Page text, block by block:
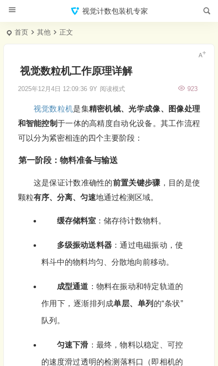
视觉计数包装机专家
首页 其他 正文
视觉数粒机工作原理详解
2025年12月4日 12:09:36 9Y 923
阅读模式
视觉数粒机是集精密机械、光学成像、图像处理
和智能控制于一体的高精度自动化设备。其工作流程
可以分为紧密相连的四个主要阶段：
第一阶段：物料准备与输送
这是保证计数准确性的前置关键步骤 ，目的是使
颗粒有序、分离、匀速地通过检测区域。
缓存储料室：储存待计数物料。
多级振动送料器 ：通过电磁振动，使
料斗中的物料均匀、分散地向前移动。
成型通道 ：物料在振动和特定轨道的
作用下，逐渐排列成单层、单列 的“条状”
队列。
匀速下滑 ：最终，物料以稳定、可控
的速度滑过透明的检测落料口（即相机的